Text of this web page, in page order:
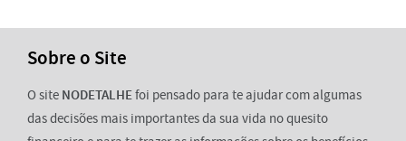
Sobre o Site
O site NODETALHEfoi pensado para te ajudar com algumas
das decisões mais importantes da sua vida no quesito